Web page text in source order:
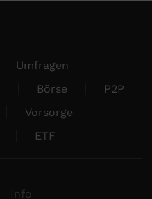
Umfragen
Börse
P2P
Vorsorge
ETF
Info